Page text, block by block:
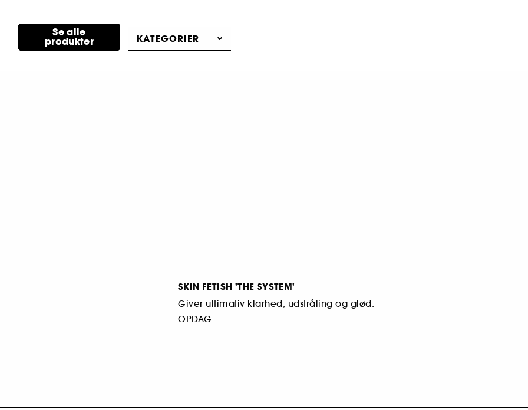
Se alle
produkter KATEGORIER
Opdag
SKIN FETISH 'THE SYSTEM'
Giver ultimativ klarhed, udstråling og glød.
OPDAG